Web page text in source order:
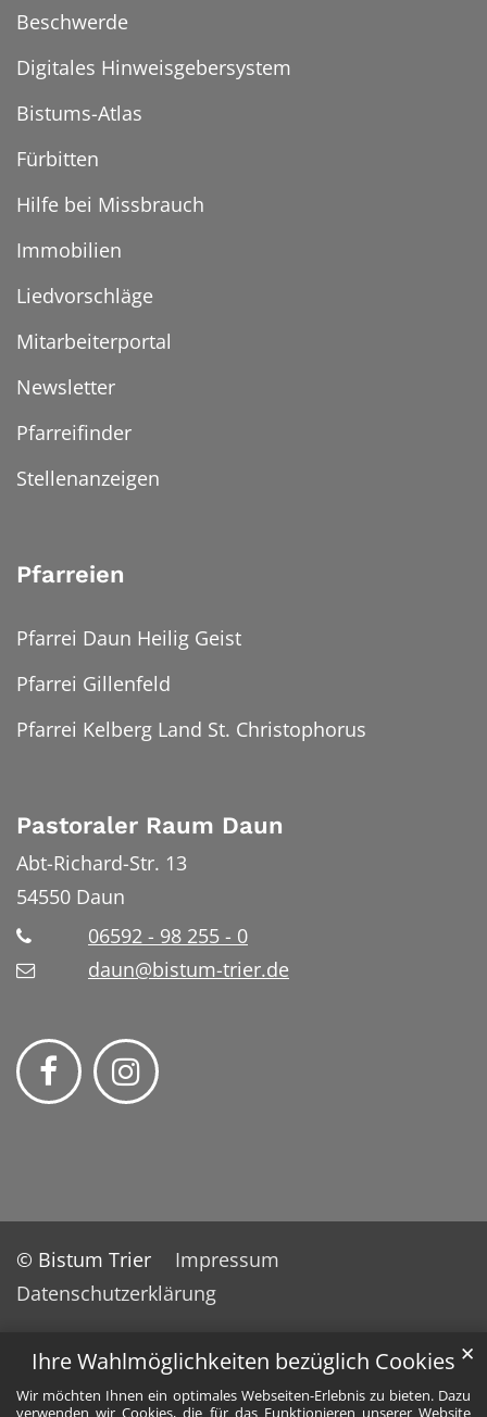
Ihre Wahlmöglichkeiten bezüglich Cookies
Wir möchten Ihnen ein optimales Webseiten-Erlebnis zu bieten. Dazu
verwenden wir Cookies, die für das Funktionieren unserer Website
✕
Beschwerde
Digitales Hinweisgebersystem
Bistums-Atlas
Fürbitten
Hilfe bei Missbrauch
Immobilien
Liedvorschläge
Mitarbeiterportal
Newsletter
Pfarreifinder
Stellenanzeigen
Pfarreien
Pfarrei Daun Heilig Geist
Pfarrei Gillenfeld
Pfarrei Kelberg Land St. Christophorus
Pastoraler Raum Daun
Abt-Richard-Str. 13
54550 Daun
06592 - 98 255 - 0
daun@bistum-trier.de
© Bistum Trier
Impressum
Datenschutzerklärung